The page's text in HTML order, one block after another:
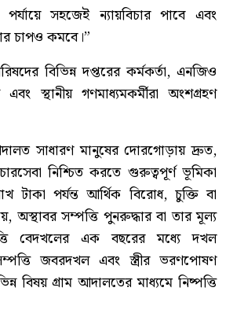
পর্যায়ে সহজেই ন্যায়বিচার পাবে এবং
চাপও কমবে।”
বিভিন্ন দপ্তরের কর্মকর্তা, এনজিও
এবং স্থানীয় গণমাধ্যমকর্মীরা অংশগ্রহণ
সাধারণ মানুষের দোরগোড়ায় দ্রুত,
নিশ্চিত করতে গুরুত্বপূর্ণ ভূমিকা
টাকা পর্যন্ত আর্থিক বিরোধ, চুক্তি বা
অস্থাবর সম্পত্তি পুনরুদ্ধার বা তার মূল্য
বেদখলের এক বছরের মধ্যে দখল
জবরদখল এবং স্ত্রীর ভরণপোষণ
বিষয় গ্রাম আদালতের মাধ্যমে নিষ্পত্তি